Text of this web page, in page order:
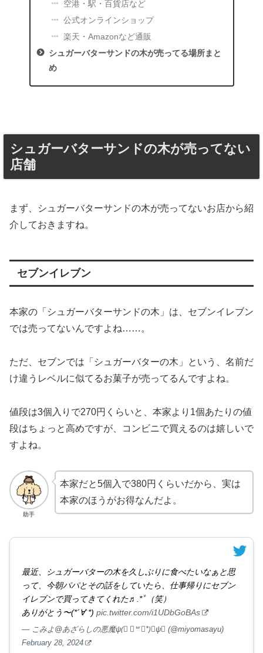
空港・駅・百貨店など
公式オンラインショップ
楽天・Amazonなど通販
シュガーバターサンドの木が売ってる場所まと
め
シュガーバターサンドの木が売ってない
店舗
まず、シュガーバターサンドの木が売ってないお店から紹
介しておきますね。
セブンイレブン
本家の「シュガーバターサンドの木」は、セブンイレブン
では売ってないんですよね……。
ただ、セブンでは「シュガーバターの木」という、名前だ
け違うレベルに似てるお菓子が売ってるんですよね。
値段は3個入りで270円くらいと、本家より1個あたりの値
段はちょっと高めですが、コンビニで買えるのは嬉しいで
すよね。
助手
本家だと5個入で380円くらいだから、実は
本家のほうがお得なんだよ。
最近、シュガーバターの木を久しぶりに食べたいなぁと思
って、今朝パパとその話をしていたら、仕事帰りにセブン
イレブンで買ってきてくれた♬.*ﾟ（笑）
ありがとう〜(*´∀`*) pic.twitter.com/i1UDbGoBAs
— こみよ@あざらしの悪魔ψ(⃔ ॑꒳ ॑*)⃕ψ↝ (@miyomasayu)
February 28, 2024